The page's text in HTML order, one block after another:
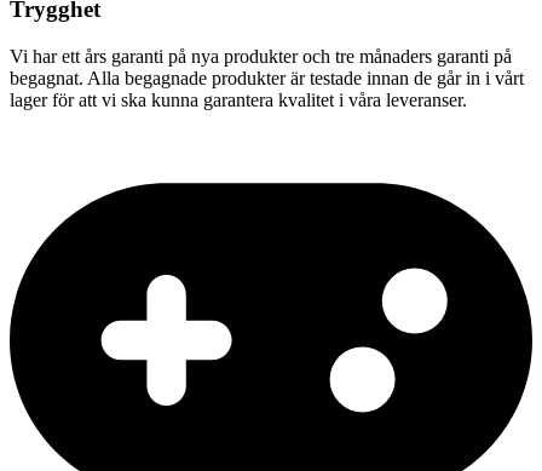
Trygghet
Vi har ett års garanti på nya produkter och tre månaders garanti på
begagnat. Alla begagnade produkter är testade innan de går in i vårt
lager för att vi ska kunna garantera kvalitet i våra leveranser.